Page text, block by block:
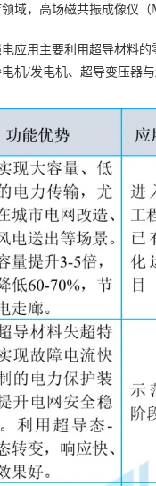
域，高场磁共振成像仪
应用主要利用超导材料
机/发电机、超导变压器